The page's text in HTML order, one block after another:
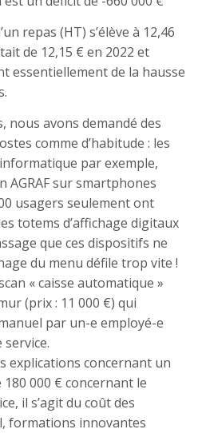
repas (HT) s’élève à 12,46
de 12,15 € en 2022 et
essentiellement de la hausse
nous avons demandé des
comme d’habitude : les
par exemple,
AGRAF sur smartphones
usagers seulement ont
totems d’affichage digitaux
que ces dispositifs ne
du menu défile trop vite !
« caisse automatique »
(prix : 11 000 €) qui
par un-e employé-e
explications concernant un
000 € concernant le
il s’agit du coût des
formations innovantes